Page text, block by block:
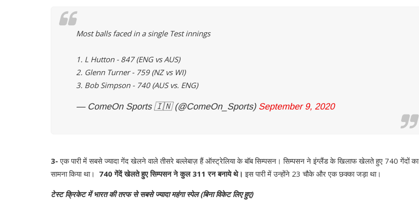
Most balls faced in a single Test innings
1. L Hutton - 847 (ENG vs AUS)
2. Glenn Turner - 759 (NZ vs WI)
3. Bob Simpson - 740 (AUS vs. ENG)
— ComeOn Sports 🇮🇳 (@ComeOn_Sports) September 9, 2020
3-एक पारी में सबसे ज्यादा गेंद खेलने वाले तीसरे बल्लेबाज़ हैं ऑस्ट्रेलिया के बॉब सिम्पसन। सिम्पसन ने इंग्लैंड के खिलाफ खेलते हुए 740 गेंदों का
सामना किया था। 740 गेंदें खेलते हुए सिम्पसन ने कुल 311 रन बनाये थे। इस पारी में उन्होंने 23 चौके और एक छक्का जड़ा था।
टेस्ट क्रिकेट में भारत की तरफ से सबसे ज्यादा महंगा स्पेल (बिना विकेट लिए हुए)